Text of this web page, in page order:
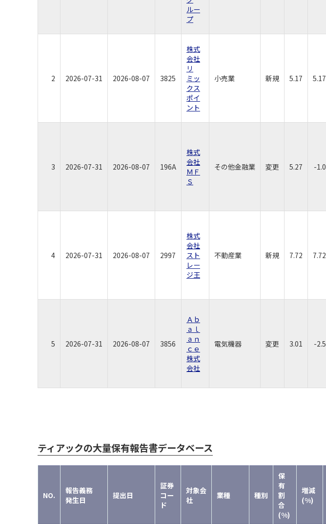
ルー
プ
2 2026-07-31 2026-08-07 3825
株式
会社
リ
ミッ
クス
ポイ
ント
小売業 新規 5.17 5.17
3 2026-07-31 2026-08-07 196A
株式
会社
ＭＦ
Ｓ
その他金融業 変更 5.27 -1.0
4 2026-07-31 2026-08-07 2997
株式
会社
スト
レー
ジ王
不動産業 新規 7.72 7.72
5 2026-07-31 2026-08-07 3856
Ａｂ
ａｌ
ａｎ
ｃｅ
株式
会社
電気機器 変更 3.01 -2.5
ティアックの大量保有報告書データベース
NO.
報告義務
発生日
提出日
証券
コー
ド
対象会
社
業種 種別
保
有
割
合
(%)
増減
(%)